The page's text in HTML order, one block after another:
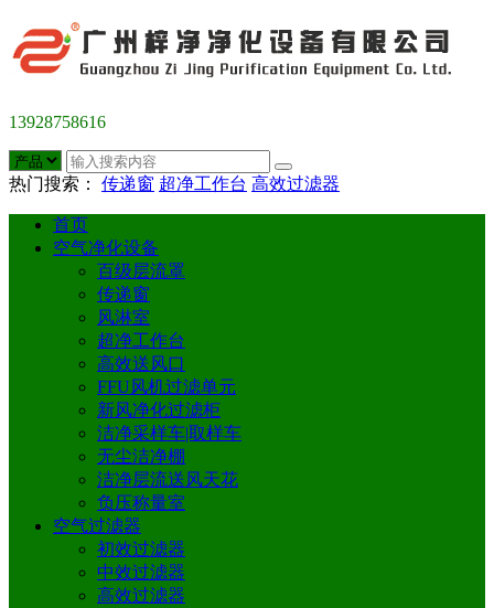
13928758616
热门搜索： 传递窗 超净工作台 高效过滤器
首页
空气净化设备
百级层流罩
传递窗
风淋室
超净工作台
高效送风口
FFU风机过滤单元
新风净化过滤柜
洁净采样车|取样车
无尘洁净棚
洁净层流送风天花
负压称量室
空气过滤器
初效过滤器
中效过滤器
高效过滤器